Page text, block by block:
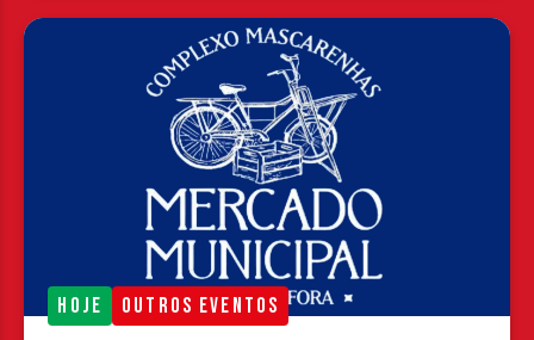
HOJE OUTROS EVENTOS